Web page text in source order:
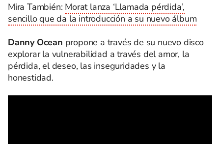
Mira También: Morat lanza ‘Llamada pérdida’,
sencillo que da la introducción a su nuevo álbum
Danny Ocean propone a través de su nuevo disco
explorar la vulnerabilidad a través del amor, la
pérdida, el deseo, las inseguridades y la
honestidad.